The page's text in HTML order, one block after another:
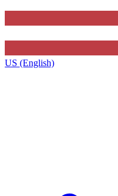
US (English)